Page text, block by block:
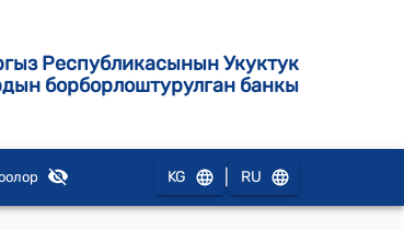
Республикасынын Укуктук
борборлоштурулган банкы
KG RU